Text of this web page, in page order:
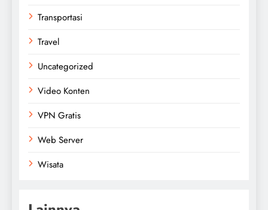
Transportasi
Travel
Uncategorized
Video Konten
VPN Gratis
Web Server
Wisata